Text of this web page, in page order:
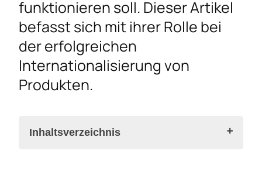
funktionieren soll. Dieser Artikel
befasst sich mit ihrer Rolle bei
der erfolgreichen
Internationalisierung von
Produkten.
Inhaltsverzeichnis